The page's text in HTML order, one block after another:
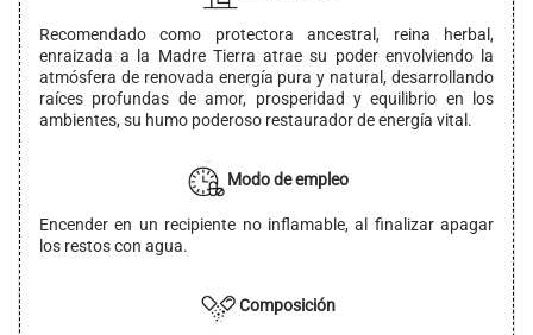
Recomendado como protectora ancestral, reina herbal,
enraizada a la Madre Tierra atrae su poder envolviendo la
atmósfera de renovada energía pura y natural, desarrollando
raíces profundas de amor, prosperidad y equilibrio en los
ambientes, su humo poderoso restaurador de energía vital.
Modo de empleo
Encender en un recipiente no inflamable, al finalizar apagar
los restos con agua.
Composición